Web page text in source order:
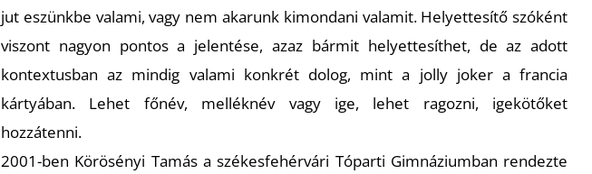
jut eszünkbe valami, vagy nem akarunk kimondani valamit. Helyettesítő szóként
viszont nagyon pontos a jelentése, azaz bármit helyettesíthet, de az adott
kontextusban az mindig valami konkrét dolog, mint a jolly joker a francia
kártyában. Lehet főnév, melléknév vagy ige, lehet ragozni, igekötőket
hozzátenni.
2001-ben Körösényi Tamás a székesfehérvári Tóparti Gimnáziumban rendezte